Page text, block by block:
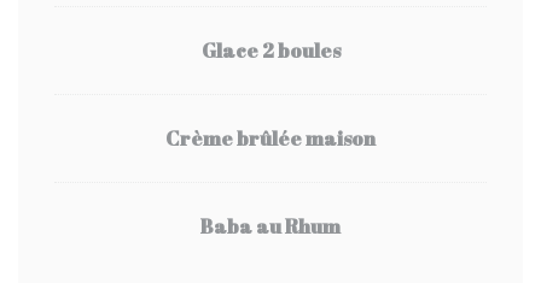
Glace 2 boules
Crème brûlée maison
Baba au Rhum